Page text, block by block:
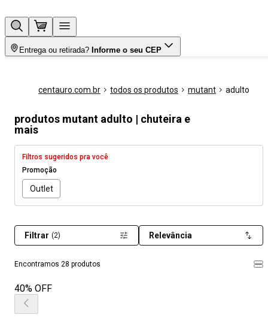
Entrega ou retirada? Informe o seu CEP
centauro.com.br todos os produtos mutant adulto
produtos mutant adulto | chuteira e
mais
Filtros sugeridos pra você
Promoção
Outlet
Encontramos 28 produtos
Filtrar (2) Relevância
40% OFF